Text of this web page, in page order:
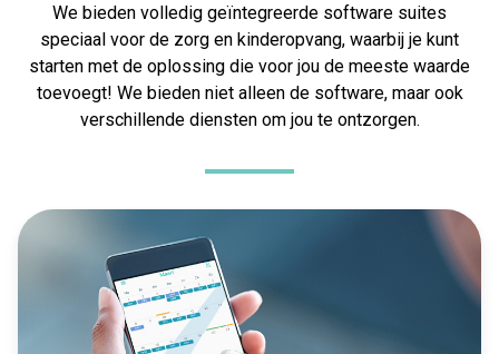
We bieden volledig geïntegreerde software suites
speciaal voor de zorg en kinderopvang, waarbij je kunt
starten met de oplossing die voor jou de meeste waarde
toevoegt! We bieden niet alleen de software, maar ook
verschillende diensten om jou te ontzorgen.